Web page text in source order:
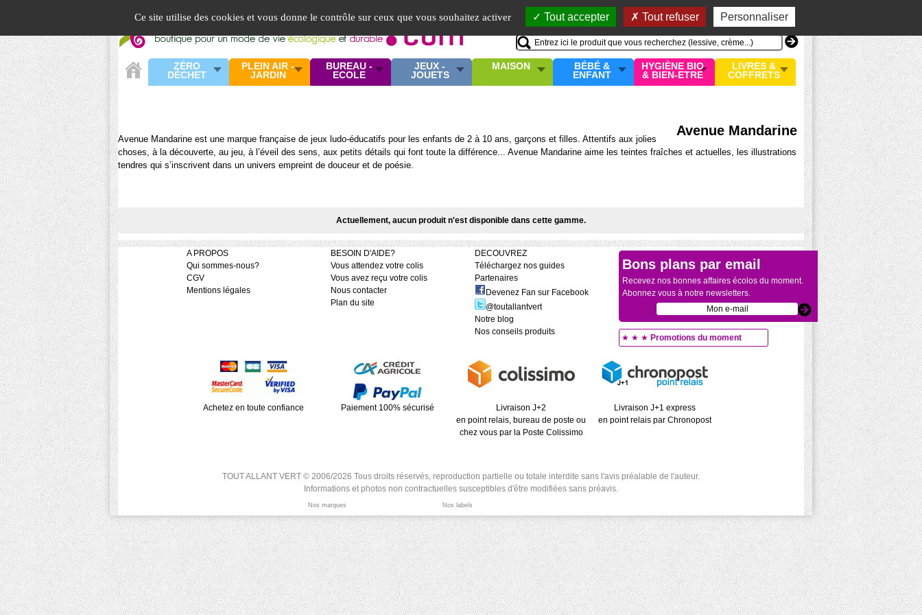
Ce site utilise des cookies et vous donne le contrôle sur ceux que vous souhaitez activer Tout accepter Tout refuser Personnaliser
Mon compte
MON PANIER
0 article
ZÉRO
DÉCHET
PLEIN AIR -
JARDIN
BUREAU -
ECOLE
JEUX -
JOUETS
MAISON
BÉBÉ &
ENFANT
HYGIÈNE BIO
& BIEN-ETRE
LIVRES &
COFFRETS
Avenue Mandarine
Avenue Mandarine est une marque française de jeux ludo-éducatifs pour les enfants de 2 à 10 ans, garçons et filles. Attentifs aux jolies
choses, à la découverte, au jeu, à l’éveil des sens, aux petits détails qui font toute la différence... Avenue Mandarine aime les teintes fraîches et actuelles, les illustrations
tendres qui s’inscrivent dans un univers empreint de douceur et de poésie.
Actuellement, aucun produit n'est disponible dans cette gamme.
A PROPOS
Qui sommes-nous?
CGV
Mentions légales
BESOIN D'AIDE?
Vous attendez votre colis
Vous avez reçu votre colis
Nous contacter
Plan du site
DECOUVREZ
Téléchargez nos guides
Partenaires
Devenez Fan sur Facebook
@toutallantvert
Notre blog
Nos conseils produits
Bons plans par email
Recevez nos bonnes affaires écolos du moment.
Abonnez vous à notre newsletters.
★ ★ ★ Promotions du moment
Achetez en toute confiance Paiement 100% sécurisé
Livraison J+2
en point relais, bureau de poste ou
chez vous par la Poste Colissimo
Livraison J+1 express
en point relais par Chronopost
TOUT ALLANT VERT © 2006/2026 Tous droits réservés, reproduction partielle ou totale interdite sans l'avis préalable de l'auteur.
Informations et photos non contractuelles susceptibles d'être modifiées sans préavis.
Nos marques Nos labels